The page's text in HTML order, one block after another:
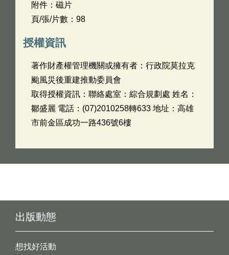
附件：磁片
頁/張/片數：98
授權資訊
著作財產權管理機關或擁有者：行政院莫拉克
颱風災後重建推動委員會
取得授權資訊：聯絡處室：綜合規劃處 姓名：
鄒盛麗 電話：(07)2010258轉633 地址：高雄
市前金區成功一路436號6樓
出版動態
想找好活動